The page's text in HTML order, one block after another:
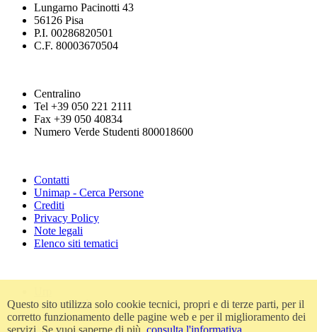
Lungarno Pacinotti 43
56126 Pisa
P.I. 00286820501
C.F. 80003670504
Centralino
Tel +39 050 221 2111
Fax +39 050 40834
Numero Verde Studenti 800018600
Contatti
Unimap - Cerca Persone
Crediti
Privacy Policy
Note legali
Elenco siti tematici
Accessibilità
Amministrazione trasparente
Questo sito utilizza solo cookie tecnici, propri e di terze parti, per il
corretto funzionamento delle pagine web e per il miglioramento dei
servizi. Se vuoi saperne di più, consulta l'informativa